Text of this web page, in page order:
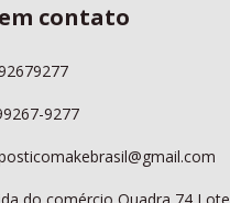
contato
9277